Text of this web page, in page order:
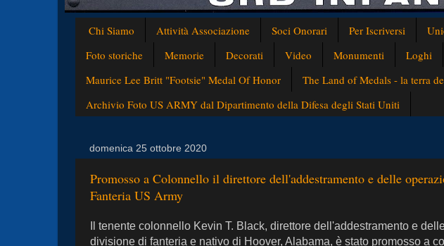
Chi Siamo Attività Associazione Soci Onorari Per Iscriversi
Foto storiche
Memorie Decorati Video Monumenti Loghi
Maurice Lee Britt "Footsie" Medal Of Honor
The Land of Medals - la terra
Archivio Foto US ARMY dal Dipartimento della Difesa degli Stati Uniti
domenica 25 ottobre 2020
Promosso a Colonnello il direttore dell'addestramento e delle
Fanteria US Army
Il tenente colonnello Kevin T. Black, direttore dell'addestramento e
divisione di fanteria e nativo di Hoover, Alabama, è stato promosso a